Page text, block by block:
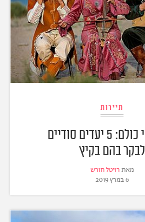
תיירות
רגע לפני כולם: 5 יעדים סודיים
לבקר בהם בקיץ
מאת רויטל חורש
6 במרץ 2019